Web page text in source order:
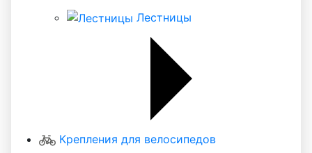
Лестницы
Крепления для велосипедов